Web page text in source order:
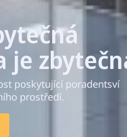
je
poskytující
prostředí.